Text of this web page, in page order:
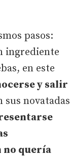
pasos:
ingrediente
en este
y salir
novatadas
no quería